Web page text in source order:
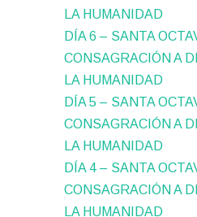
LA HUMANIDAD
DÍA 6 – SANTA
CONSAGRACIÓN A
LA HUMANIDAD
DÍA 5 – SANTA
CONSAGRACIÓN A
LA HUMANIDAD
DÍA 4 – SANTA
CONSAGRACIÓN A
LA HUMANIDAD